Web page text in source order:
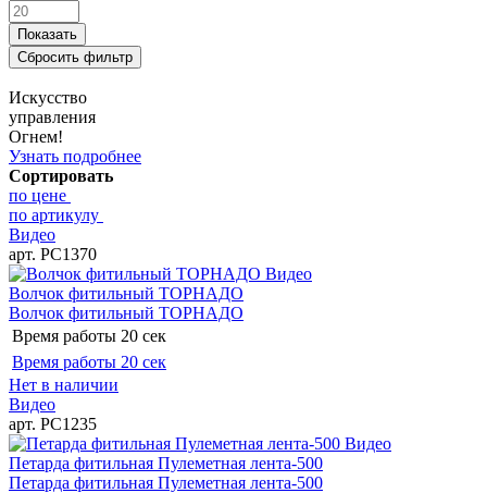
Искусство
управления
Огнем!
Узнать подробнее
Сортировать
по цене
по артикулу
Видео
арт. РС1370
Видео
Волчок фитильный ТОРНАДО
Волчок фитильный ТОРНАДО
Время работы 20 сек
Время работы 20 сек
Нет в наличии
Видео
арт. РС1235
Видео
Петарда фитильная Пулеметная лента-500
Петарда фитильная Пулеметная лента-500